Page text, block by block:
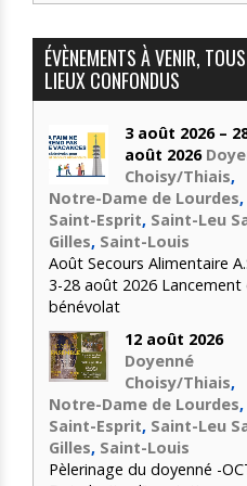
du bénévolat
28 août 2026 Lancement du
A.S.A. 3-28 août 2026
du bénévolat
août 2026 Lancement du
A.S.A. 3-28 août 2026
– OCTAV- deuxième édition
du bénévolat
août 2026 Lancement du
A.S.A. 3-28 août 2026
du bénévolat
2026 – 2027 à la maison
ÉVÈNEMENTS À VENIR, TOUS
LIEUX CONFONDUS
3 août 2026 –
août 2026
Choisy/Thiais,
Notre-Dame de Lourdes,
Saint-Esprit, Saint-Leu
Gilles, Saint-Louis
Août Secours Alimentaire
3-28 août 2026 Lancement
bénévolat
12 août 2026
Doyenné
Choisy/Thiais,
Notre-Dame de Lourdes,
Saint-Esprit, Saint-Leu
Gilles, Saint-Louis
Pèlerinage du doyenné -